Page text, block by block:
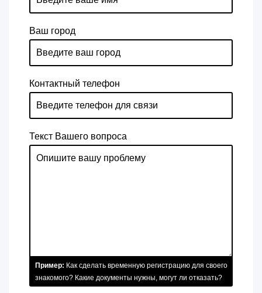
Ваш город
Контактный телефон
Текст Вашего вопроса
Пример: Как сделать временную регистрацию для своего
знакомого? Какие документы нужны, могут ли отказать?